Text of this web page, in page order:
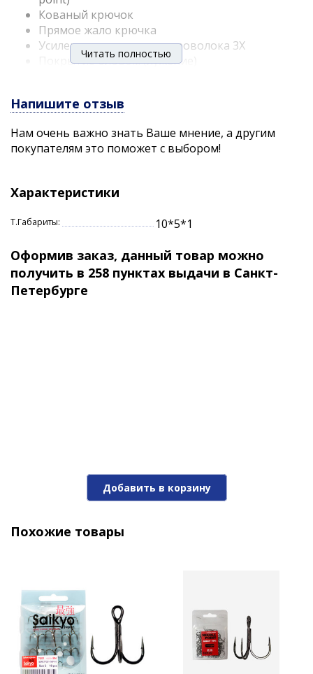
Кованый крючок
Прямое жало крючка
Усиленная утолщенная проволока 3X
Покрытие оловом (лужение)
Читать полностью
Напишите отзыв
Нам очень важно знать Ваше мнение, а другим
покупателям это поможет с выбором!
Характеристики
Т.Габариты: 10*5*1
Оформив заказ, данный товар можно
получить в 258 пунктах выдачи в Санкт-
Петербурге
Добавить в корзину
Похожие товары